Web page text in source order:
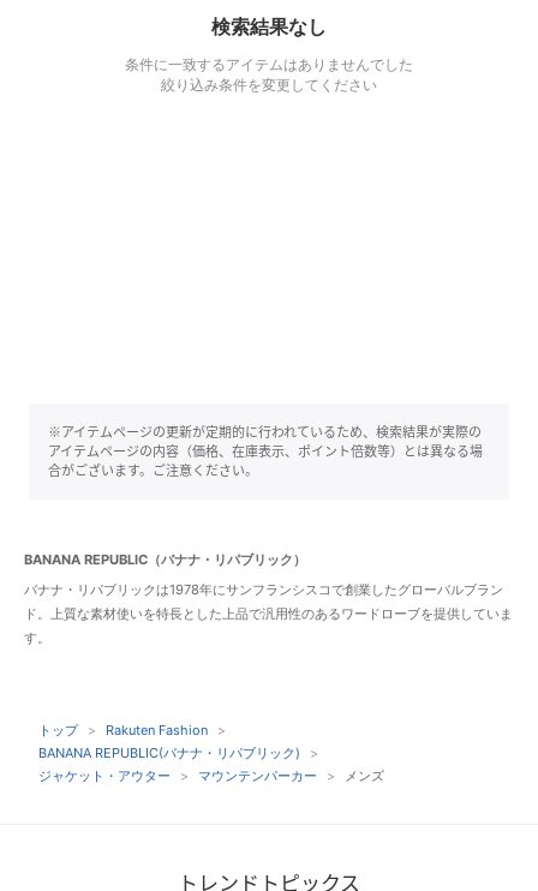
検索結果なし
条件に一致するアイテムはありませんでした
絞り込み条件を変更してください
※アイテムページの更新が定期的に行われているため、検索結果が実際の
アイテムページの内容（価格、在庫表示、ポイント倍数等）とは異なる場
合がございます。ご注意ください。
BANANA REPUBLIC（バナナ・リパブリック）
バナナ・リパブリックは1978年にサンフランシスコで創業したグローバルブラン
ド。上質な素材使いを特長とした上品で汎用性のあるワードローブを提供していま
す。
トップ
Rakuten Fashion
BANANA REPUBLIC(バナナ・リパブリック)
ジャケット・アウター
マウンテンパーカー メンズ
トレンドトピックス